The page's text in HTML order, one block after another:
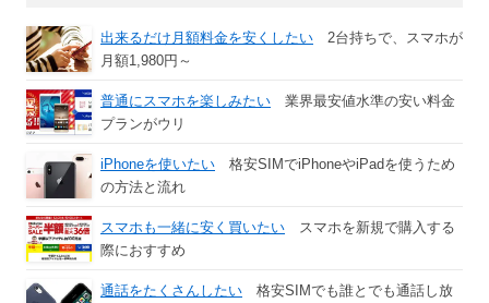
出来るだけ月額料金を安くしたい 2台持ちで、スマホが
月額1,980円～
普通にスマホを楽しみたい 業界最安値水準の安い料金
プランがウリ
iPhoneを使いたい 格安SIMでiPhoneやiPadを使うため
の方法と流れ
スマホも一緒に安く買いたい スマホを新規で購入する
際におすすめ
通話をたくさんしたい 格安SIMでも誰とでも通話し放